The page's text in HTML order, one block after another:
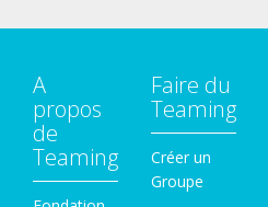
A
propos
de
Teaming
Faire du
Teaming
Créer un
Groupe